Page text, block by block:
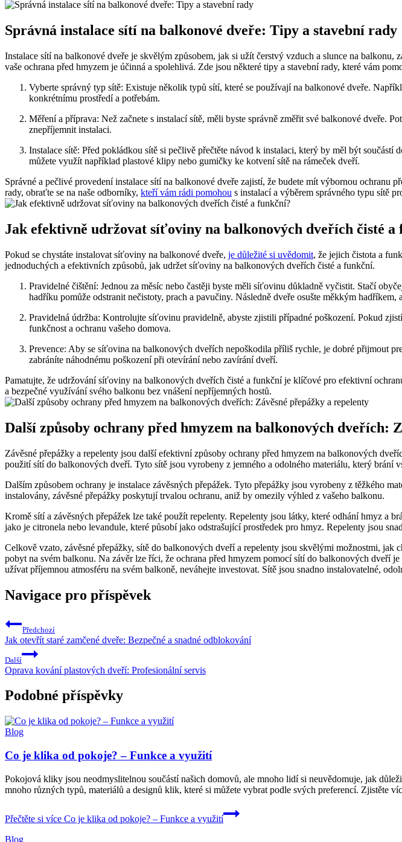
Správná instalace sítí na balkonové dveře: Tipy a stavební rady
Instalace sítí na balkonové dveře je skvělým způsobem, jak si užít čerstvý vzduch a slunce na
vaše ochrana před hmyzem je účinná a spolehlivá. Zde jsou některé tipy a stavební rady, které vám
Vyberte správný typ sítě: Existuje několik typů sítí, které se používají na balkonové dveře.
konkrétnímu prostředí a potřebám.
Měření a příprava: Než začnete s instalací sítě, měli byste správně změřit své balkonové dveře.
znepříjemnit instalaci.
Instalace sítě: Před pokládkou sítě si pečlivě přečtěte návod k instalaci, který by měl být
můžete využít například plastové klipy nebo gumičky ke kotvení sítě na rámeček dveří.
Správné a pečlivé provedení instalace sítí na balkonové dveře zajistí, že budete mít výbornou
rady, obraťte se na naše odborníky, kteří vám rádi pomohou s instalací a výběrem správného typu sítě
Jak efektivně udržovat síťoviny na balkonových dveřích čisté a
Pokud se chystáte instalovat síťoviny na balkonové dveře, je důležité si uvědomit, že jejich čistota a
jednoduchých a efektivních způsobů, jak udržet síťoviny na balkonových dveřích čisté a funkční.
Pravidelné čištění: Jednou za měsíc nebo častěji byste měli síťovinu důkladně vyčistit. Stačí
hadříku pomůže odstranit nečistoty, prach a pavučiny. Následně dveře osušte měkkým
Pravidelná údržba: Kontrolujte síťovinu pravidelně, abyste zjistili případné poškození. Pokud
funkčnost a ochranu vašeho domova.
Prevence: Aby se síťovina na balkonových dveřích nepoškodila příliš rychle, je dobré přijmout
zabráníte náhodnému poškození při otevírání nebo zavírání dveří.
Pamatujte, že udržování síťoviny na balkonových dveřích čisté a funkční je klíčové pro efektivní
a bezpečné využívání svého balkonu bez vnášení nepříjemných hostů.
Další způsoby ochrany před hmyzem na balkonových dveřích:
Závěsné přepážky a repelenty jsou další efektivní způsoby ochrany před hmyzem na balkonových
použití sítí do balkonových dveří. Tyto sítě jsou vyrobeny z jemného a odolného materiálu, který brání
Dalším způsobem ochrany je instalace závěsných přepážek. Tyto přepážky jsou vyrobeny z těžkého
instalovány, závěsné přepážky poskytují trvalou ochranu, aniž by omezily výhled z vašeho balkonu.
Kromě sítí a závěsných přepážek lze také použít repelenty. Repelenty jsou látky, které odhání hmyz
jako je citronela nebo levandule, které působí jako odstrašující prostředek pro hmyz. Repelenty jsou
Celkově vzato, závěsné přepážky, sítě do balkonových dveří a repelenty jsou skvělými možnostmi,
pobyt na svém balkonu. Na závěr lze říci, že ochrana před hmyzem pomocí sítí do balkonových dveří
užívat příjemnou atmosféru na svém balkoně, neváhejte investovat. Sítě jsou snadno instalovatelné,
Navigace pro příspěvek
Předchozí
Jak otevřít staré zamčené dveře: Bezpečné a snadné odblokování
Další
Oprava kování plastových dveří: Profesionální servis
Podobné příspěvky
Blog
Co je klika od pokoje? – Funkce a využití
Pokojová kliky jsou neodmyslitelnou součástí našich domovů, ale mnoho lidí si neuvědomuje, jak
mnoho různých typů, materiálů a designů klik, které si můžete vybrat podle svých preferencí. Zjistěte
Přečtěte si více Co je klika od pokoje? – Funkce a využití
Blog